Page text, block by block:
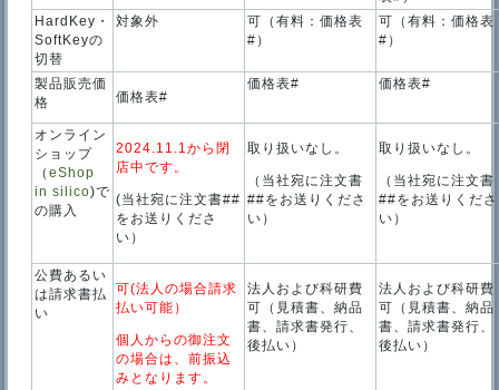
HardKey・
SoftKeyの
切替
対象外
可（有料：価格表
#）
可（有料：価格表
#）
製品販売価
格
価格表#
価格表# 価格表#
オンライン
ショップ
（eShop
in silico)で
の購入
2024.11.1から閉
店中です。
(当社宛に注文書##
をお送りくださ
い）
取り扱いなし。
（当社宛に注文書
##をお送りくださ
い）
取り扱いなし。
（当社宛に注文書
##をお送りくださ
い）
公費あるい
は請求書払
い
可(法人の場合請求
払い可能）
個人からの御注文
の場合は、前振込
みとなります。
法人および科研費
可（見積書、納品
書、請求書発行、
後払い）
法人および科研費
可（見積書、納品
書、請求書発行、
後払い）